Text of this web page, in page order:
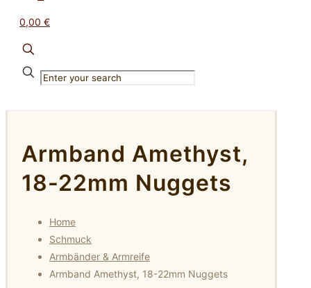
0,00 €
Armband Amethyst,
18-22mm Nuggets
Home
Schmuck
Armbänder & Armreife
Armband Amethyst, 18-22mm Nuggets